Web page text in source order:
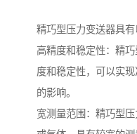
精巧型压力变送器具有
高精度和稳定性：精
度和稳定性，可以实
的影响。
宽测量范围：精巧型